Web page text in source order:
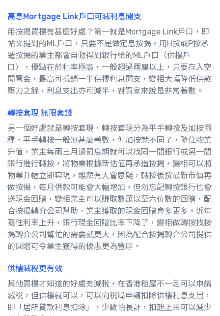
高息Mortgage Link戶口可減利息開支
用按揭買樓有甚麼好處？第一就是Mortgage Link戶口，即
帖文提到的ML戶口，只要不是做定息按揭，用H按或P按承
造按揭的業主都會自動得到銀行給的ML戶口（供樓戶
口），優點在於利率極高，一般超過兩厘以上，只要存入空
閒置金，最高可抵銷一半供樓利息開支，變相大幅降低供款
壓力之餘，利息支出亦可減半，對買家來說是非常著數。
轉按套現 無限套錢
另一個好處就是轉按套現，轉按套現分為平手轉按及加按兩
種，平手轉按一般無甚麼著數，但加按就不同了，隨住物業
升值，業主每兩三月過罰息期就可以找同一間銀行或另一間
銀行進行轉按，將物業根據新估值再承造按揭，變相可以將
物業升幅立即套現，雖然有人會思疑，轉按後按最新市價再
做按揭，每月供款可能會大幅增加，但勿忘記轉按銀行也會
送現金回贈，變相業主可以賺取數萬以至六位數的回贈，配
合按揭轉介公司幫助，業主獲取的現金回贈會多更多。近年
隨住利率上升，銀行現金回贈比率下降了，變相做轉按找按
揭轉介公司幫忙的需要就更大，因為配合按揭轉介公司提供
的回贈可令業主獲得的優惠更為豐厚。
供樓減稅更有效
其他買樓才知道的好處有減稅，在香港租屋不一定可以申請
減稅，但供樓就可以，可以向稅局申請扣除供樓利息支出，
即「居所貸款利息扣除」，少數怕長計，扣起上來可以減少